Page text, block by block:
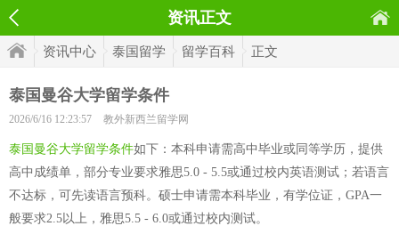
资讯正文
资讯中心 泰国留学 留学百科 正文
泰国曼谷大学留学条件
2026/6/16 12:23:57 教外新西兰留学网
泰国曼谷大学留学条件如下：本科申请需高中毕业或同等学历，提供
高中成绩单，部分专业要求雅思5.0 - 5.5或通过校内英语测试；若语言
不达标，可先读语言预科。硕士申请需本科毕业，有学位证，GPA一
般要求2.5以上，雅思5.5 - 6.0或通过校内测试。